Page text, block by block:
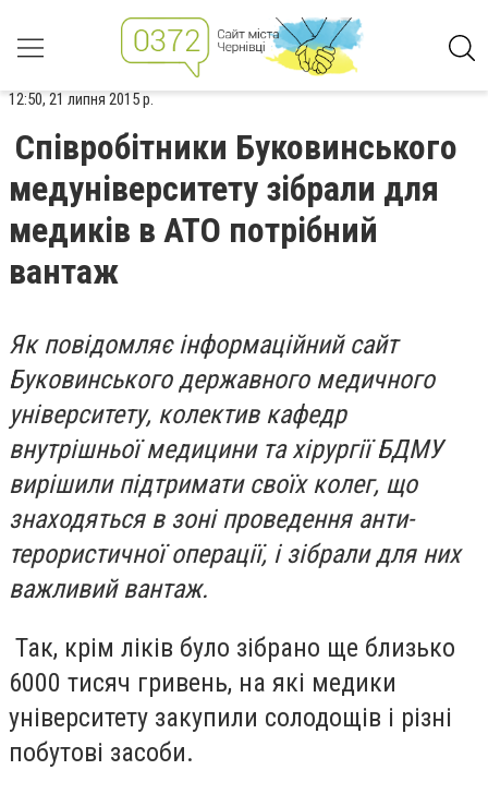
12:50, 21 липня 2015 р.
Співробітники Буковинського
медуніверситету зібрали для
медиків в АТО потрібний
вантаж
Як повідомляє інформаційний сайт
Буковинського державного медичного
університету, колектив кафедр
внутрішньої медицини та хірургії БДМУ
вирішили підтримати своїх колег, що
знаходяться в зоні проведення анти-
терористичної операції, і зібрали для них
важливий вантаж.
Так, крім ліків було зібрано ще близько
6000 тисяч гривень, на які медики
університету закупили солодощів і різні
побутові засоби.